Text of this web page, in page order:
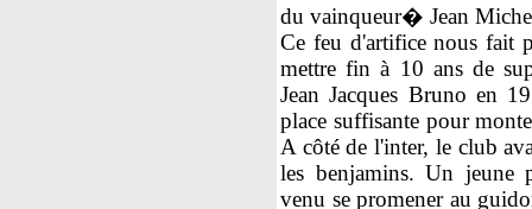
du vainqueur� Jean
Ce feu d'artifice nous fait
mettre fin à 10 ans de
Jean Jacques Bruno en
place suffisante pour
A côté de l'inter, le club
les benjamins. Un jeune
venu se promener au